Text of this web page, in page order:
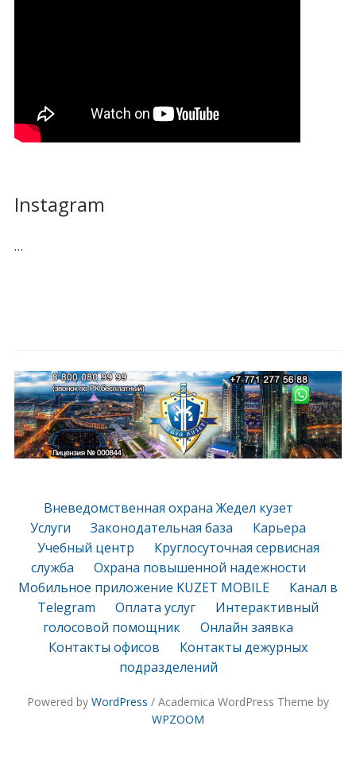
Instagram
…
Вневедомственная охрана Жедел кузет
Услуги
Законодательная база
Карьера
Учебный центр
Круглосуточная сервисная
служба
Охрана повышенной надежности
Мобильное приложение KUZET MOBILE
Канал в
Telegram
Оплата услуг
Интерактивный
голосовой помощник
Онлайн заявка
Контакты офисов
Контакты дежурных
подразделений
Powered by WordPress / Academica WordPress Theme by
WPZOOM